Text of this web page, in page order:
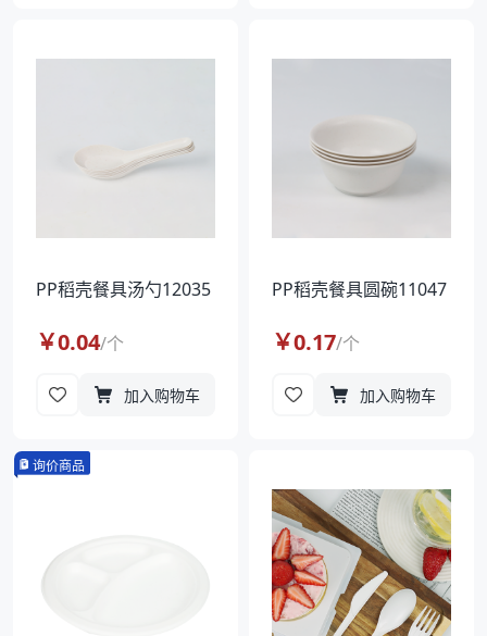
PP稻壳餐具汤勺12035
￥0.04/个
加入购物车
PP稻壳餐具圆碗11047
￥0.17/个
加入购物车
询价商品